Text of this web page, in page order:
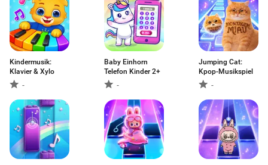
Kindermusik:
Klavier & Xylo
-
Baby Einhorn
Telefon Kinder 2+
-
Jumping Cat:
Kpop-Musikspiel
-